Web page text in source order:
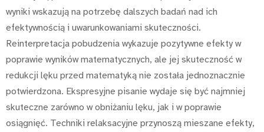
wyniki wskazują na potrzebę dalszych badań nad ich
efektywnością i uwarunkowaniami skuteczności.
Reinterpretacja pobudzenia wykazuje pozytywne efekty w
poprawie wyników matematycznych, ale jej skuteczność w
redukcji lęku przed matematyką nie została jednoznacznie
potwierdzona. Ekspresyjne pisanie wydaje się być najmniej
skuteczne zarówno w obniżaniu lęku, jak i w poprawie
osiągnięć. Techniki relaksacyjne przynoszą mieszane efekty,